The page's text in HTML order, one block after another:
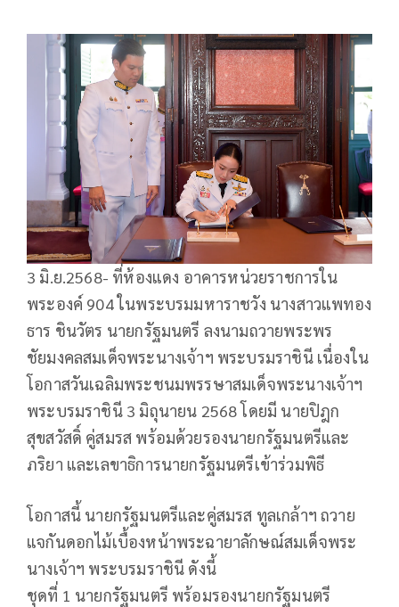
3 มิ.ย.2568- ที่ห้องแดง อาคารหน่วยราชการใน
พระองค์ 904 ในพระบรมมหาราชวัง นางสาวแพทอง
ธาร ชินวัตร นายกรัฐมนตรี ลงนามถวายพระพร
ชัยมงคลสมเด็จพระนางเจ้าฯ พระบรมราชินี เนื่องใน
โอกาสวันเฉลิมพระชนมพรรษาสมเด็จพระนางเจ้าฯ
พระบรมราชินี 3 มิถุนายน 2568 โดยมี นายปิฎก
สุขสวัสดิ์ คู่สมรส พร้อมด้วยรองนายกรัฐมนตรีและ
ภริยา และเลขาธิการนายกรัฐมนตรีเข้าร่วมพิธี
โอกาสนี้ นายกรัฐมนตรีและคู่สมรส ทูลเกล้าฯ ถวาย
แจกันดอกไม้เบื้องหน้าพระฉายาลักษณ์สมเด็จพระ
นางเจ้าฯ พระบรมราชินี ดังนี้
ชุดที่ 1 นายกรัฐมนตรี พร้อมรองนายกรัฐมนตรี